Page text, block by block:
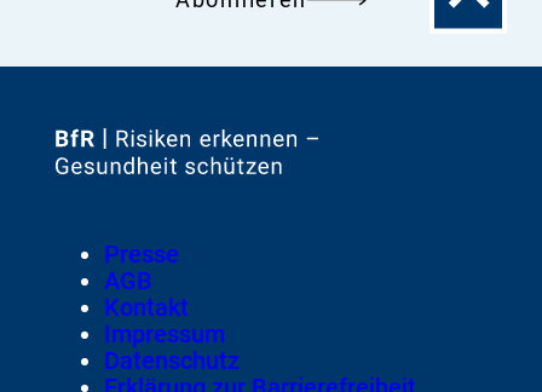
Zur
Footer
Meta-
Navigation
Presse
AGB
Kontakt
Impressum
Datenschutz